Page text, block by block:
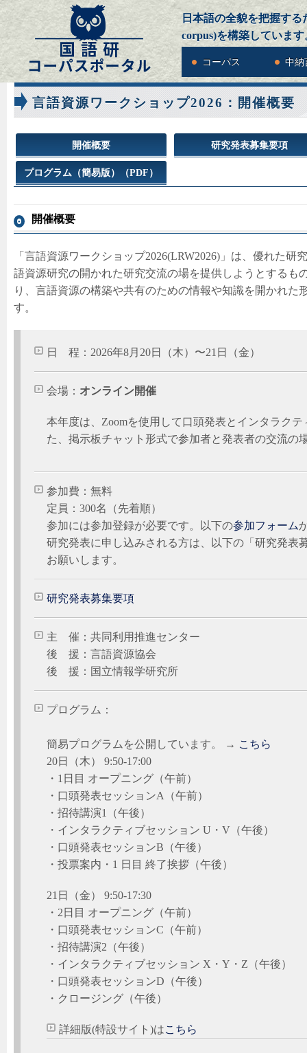
日本語の全貌を把握する
corpus)を構築しています
コーパス 中納
言語資源ワークショップ2026：開催概要
開催概要 研究発表募集要項
プログラム（簡易版）（PDF）
開催概要
「言語資源ワークショップ2026(LRW2026)」は、優れた
語資源研究の開かれた研究交流の場を提供しようとするも
り、言語資源の構築や共有のための情報や知識を開かれた
す。
日 程：2026年8月20日（木）〜21日（金）
会場： オンライン開催
本年度は、Zoomを使用して口頭発表とインタラク
た、掲示板チャット形式で参加者と発表者の交流の
参加費：無料
定員：300名（先着順）
参加には参加登録が必要です。以下の参加フォーム
研究発表に申し込みされる方は、以下の「研究発表
お願いします。
研究発表募集要項
主 催：共同利用推進センター
後 援：言語資源協会
後 援：国立情報学研究所
プログラム：
簡易プログラムを公開しています。 → こちら
20日（木） 9:50-17:00
・1日目 オープニング（午前）
・口頭発表セッションA（午前）
・招待講演1（午後）
・インタラクティブセッション U・V（午後）
・口頭発表セッションB（午後）
・投票案内・1 日目 終了挨拶（午後）
21日（金） 9:50-17:30
・2日目 オープニング（午前）
・口頭発表セッションC（午前）
・招待講演2（午後）
・インタラクティブセッション X・Y・Z（午後）
・口頭発表セッションD（午後）
・クロージング（午後）
詳細版(特設サイト)はこちら